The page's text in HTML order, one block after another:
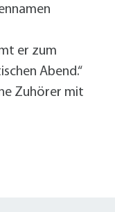
er zum
Abend.“
Zuhörer mit